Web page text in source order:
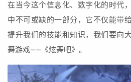
在当今这个信息化、数字化的时代
中不可或缺的一部分，它不仅能带
提升我们的技能和知识，我们要向
舞游戏——《炫舞吧》。